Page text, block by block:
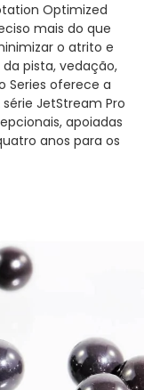
Optimized
mais do que
o atrito e
pista, vedação,
Series oferece a
JetStream Pro
apoiadas
anos para os